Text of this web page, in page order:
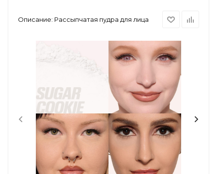
Описание: Рассыпчатая пудра для лица